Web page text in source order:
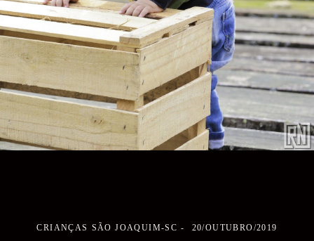
CRIANÇAS SÃO JOAQUIM-SC 20/OUTUBRO/2019